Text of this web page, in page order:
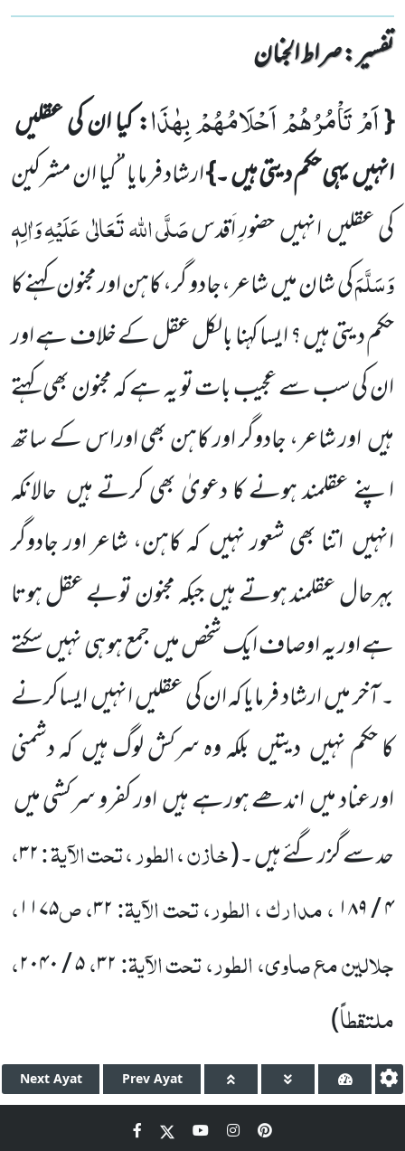
تفسیر : ‎صراط الجنان
{اَمْ تَاْمُرُهُمْ اَحْلَامُهُمْ بِهٰذَا: کیا ان کی عقلیں
انہیںیہی حکم دیتی ہیں ۔}ارشاد فرمایا ’’کیا ان مشرکین
کی عقلیںانہیںحضورِ اَقدسصَلَّی اللہتَعَالٰیعَلَیْہِوَاٰلِہٖ
وَسَلَّمَکی شان میںشاعر،جادو گر، کاہن اور مجنون کہنے کا
حکم دیتی ہیں ؟ ایسا کہنابالکل عقل کے خلاف ہے اور
ان کی سب سے عجیب بات تو یہ ہے کہ مجنون بھی کہتے
ہیںاور شاعر، جادوگر اور کاہن بھی اوراس کے ساتھ
اپنے عقلمند ہونے کا دعویٰ بھی کرتے ہیں حالانکہ
انہیں اتنا بھی شعور نہیںکہ کاہن، شاعر اور جادوگر
بہرحال عقلمند ہوتے ہیںجبکہ مجنون توبے عقل ہوتا
ہے اور یہ اوصاف ایک شخص میںجمع ہو ہی نہیںسکتے
۔ آخر میںارشاد فرمایا کہ ان کی عقلیںانہیںایساکرنے
کا حکم نہیں دیتیں بلکہ وہ سرکش لوگ ہیںکہ دشمنی
اورعناد میںاندھے ہورہے ہیںاور کفرو سرکشی میں
حد سے گزر گئے ہیں ۔(خازن ، الطور ، تحت الآیۃ :۳۲،
۴/۱۸۹، مدارک ، الطور، تحت الآیۃ:۳۲، ص۱۱۷۵،
جلالین مع صاوی، الطور، تحت الآیۃ:۳۲،۵/۲۰۴۰،
ملتقطاً)
Next Ayat Prev Ayat